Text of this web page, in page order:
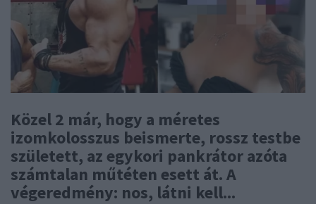
Közel 2 már, hogy a méretes
izomkolosszus beismerte, rossz testbe
született, az egykori pankrátor azóta
számtalan műtéten esett át. A
végeredmény: nos, látni kell...